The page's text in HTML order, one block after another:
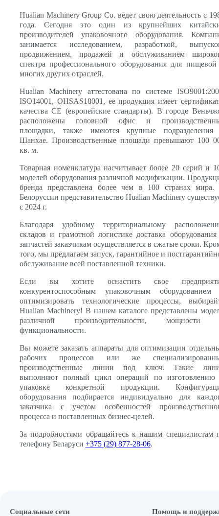
Hualian Machinery Group Co. ведет свою деятельность с
года. Сегодня это один из крупнейших
производителей упаковочного оборудования.
занимается исследованием, разработкой,
продвижением, продажей и обслуживанием
спектра профессионального оборудования для
многих других отраслей.
Hualian Machinery аттестована по системе
ISO14001, OHSAS18001, ее продукция имеет
качества СЕ (европейские стандарты). В городе
расположены головной офис и
площадки, также имеются крупные
Шанхае. Производственные площади превышают 100
кв. м.
Товарная номенклатура насчитывает более 20 серий и
моделей оборудования различной модификации.
бренда представлена более чем в 100 странах
Белоруссии представительство Hualian Machinery
с 2024 г.
Благодаря удобному территориальному
складов и грамотной логистике доставка
запчастей заказчикам осуществляется в сжатые сроки.
того, мы предлагаем запуск, гарантийное и
обслуживание всей поставленной техники.
Если вы хотите оснастить свое
конкурентоспособным упаковочным
оптимизировать технологические процессы,
Hualian Machinery! В нашем каталоге представлены
различной производительности, мощности
функциональности.
Вы можете заказать аппараты для оптимизации
рабочих процессов или же
производственные линии под ключ. Такие
выполняют полный цикл операций по
упаковке конкретной продукции.
оборудования подбирается индивидуально для
заказчика с учетом особенностей
процесса и поставленных бизнес-целей.
За подробностями обращайтесь к нашим специалистам
телефону Беларуси +375 (29) 877-28-06.
Социальные сети Помощь и